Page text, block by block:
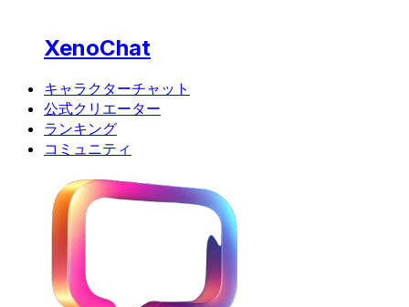
XenoChat
キャラクターチャット
公式クリエーター
ランキング
コミュニティ